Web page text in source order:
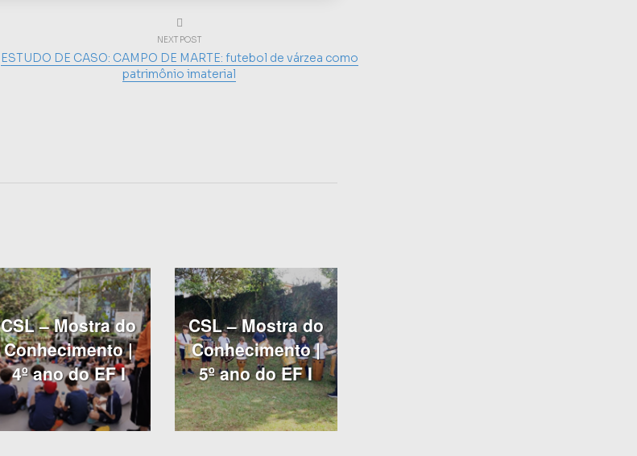
NEXT POST
ESTUDO DE CASO: CAMPO DE MARTE: futebol de várzea como
patrimônio imaterial
CSL – Mostra do
Conhecimento |
4º ano do EF I
CSL – Mostra do
Conhecimento |
5º ano do EF I